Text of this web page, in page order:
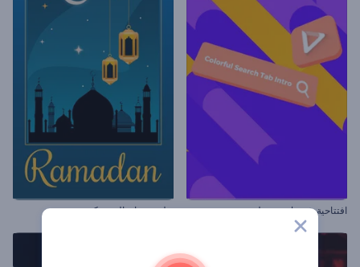
افتتاحية شريط بحث ملون ريلز رمضان المتحركة